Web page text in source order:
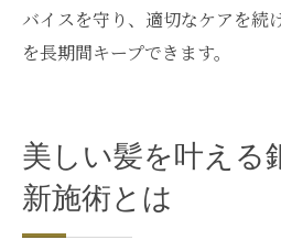
バイスを守り、適切なケアを続
を長期間キープできます。
美しい髪を叶える
新施術とは